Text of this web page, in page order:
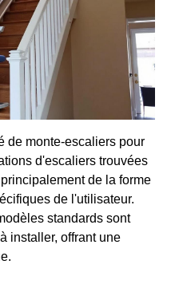
de monte-escaliers pour
d'escaliers trouvées
de la forme
de l'utilisateur.
standards sont
installer, offrant une